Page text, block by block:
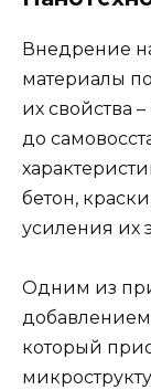
Внедрение
материалы
их свойства
до
бетон,
усиления их
Одним из
который